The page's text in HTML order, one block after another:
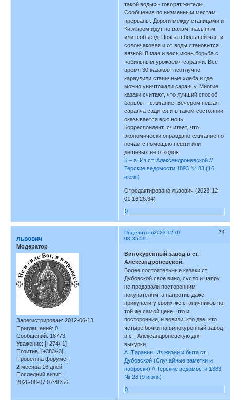
такой воды» - говорят жители.
Сообщения по низменным местам
прерваны. Дороги между станицами и
Кизляром идут по валам, насыпям
или в объезд. Почва в большей части
солончаковая и от воды становится
вязкой. В мае и весь июнь борьба с
«обильным урожаем» саранчи. Все
время 30 казаков неотлучно
караулили станичные хлеба и где
можно уничтожали саранчу. Многие
казаки считают, что лучший способ
борьбы – сжигание. Вечером пешая
саранча садится и в таком состоянии
оказывается всю ночь.
Корреспондент считает, что
экономически оправдано сжигание по
ночам с помощью нефти или
дешевых её отходов.
К – я. Из ст. Александроневской //
Терские ведомости 1893 № 83 (16
июля)
Отредактировано львович (2023-12-
01 16:26:34)
0
Поделиться 74
2023-12-01
08:35:59
львович
Модератор
Зарегистрирован: 2012-06-13
Приглашений: 0
Сообщений: 18773
Уважение: [+274/-1]
Позитив: [+383/-3]
Провел на форуме:
2 месяца 16 дней
Последний визит:
2026-08-07 07:48:56
Винокуренный завод в ст.
Александроневской.
Более состоятельные казаки ст.
Дубовской свое вино, сусло и чапру
не продавали посторонним
покупателям, а напротив даже
прикупали у своих же станичников по
той же самой цене, что и
посторонние, и возили, кто две, кто
четыре бочки на винокуренный завод
в ст. Александроневскую для
выкурки.
А. Таранин. Из жизни и быта ст.
Дубовской (Случайные заметки и
наброски) // Терские ведомости 1883
№ 28 (9 июля)
0